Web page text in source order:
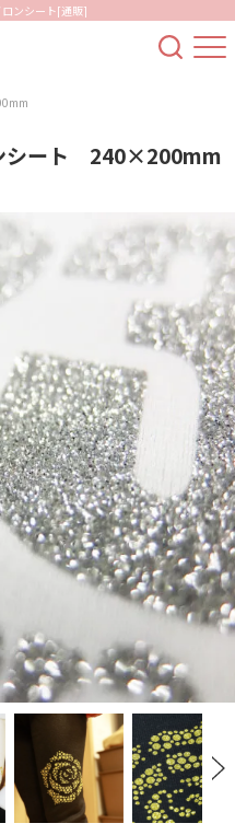
ンシート[通販]
シート 240×200mm